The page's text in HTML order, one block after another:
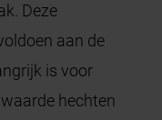
Deze
aan de
is voor
hechten